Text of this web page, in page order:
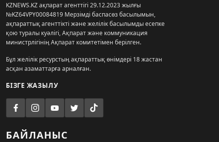
KZNEWS.KZ ақпарат агенттігі 29.12.2023 жылғы
№KZ64VPY00084819 Мерзімді баспасөз басылымын,
ақпараттық агенттікті және желілік басылымды есепке
қою туралы куәлігі, Ақпарат және коммуникация
министрлігінің Ақпарат комитетімен берілген.
Бұл желілік ресурстың ақпараттық өнімдері 18 жастан
асқан азаматтарға арналған.
БІЗГЕ ЖАЗЫЛУ
БАЙЛАНЫС